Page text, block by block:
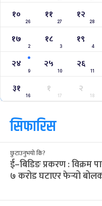
१०
26
११
27
१२
28
१७
2
१८
3
१९
4
२४
9
२५
10
२६
11
३१
16
१
17
२
18
सिफारिस
छुटाउनुभयो कि?
ई–बिडिङ प्रकरण : विक्रम
७ करोड घटाएर फेर्‍यो